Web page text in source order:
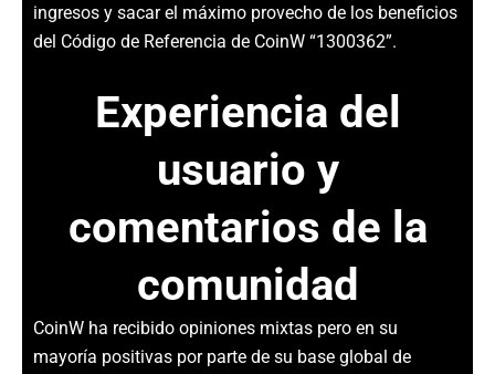
ingresos y sacar el máximo provecho de los beneficios
del Código de Referencia de CoinW “1300362”.
Experiencia del
usuario y
comentarios de la
comunidad
CoinW ha recibido opiniones mixtas pero en su
mayoría positivas por parte de su base global de